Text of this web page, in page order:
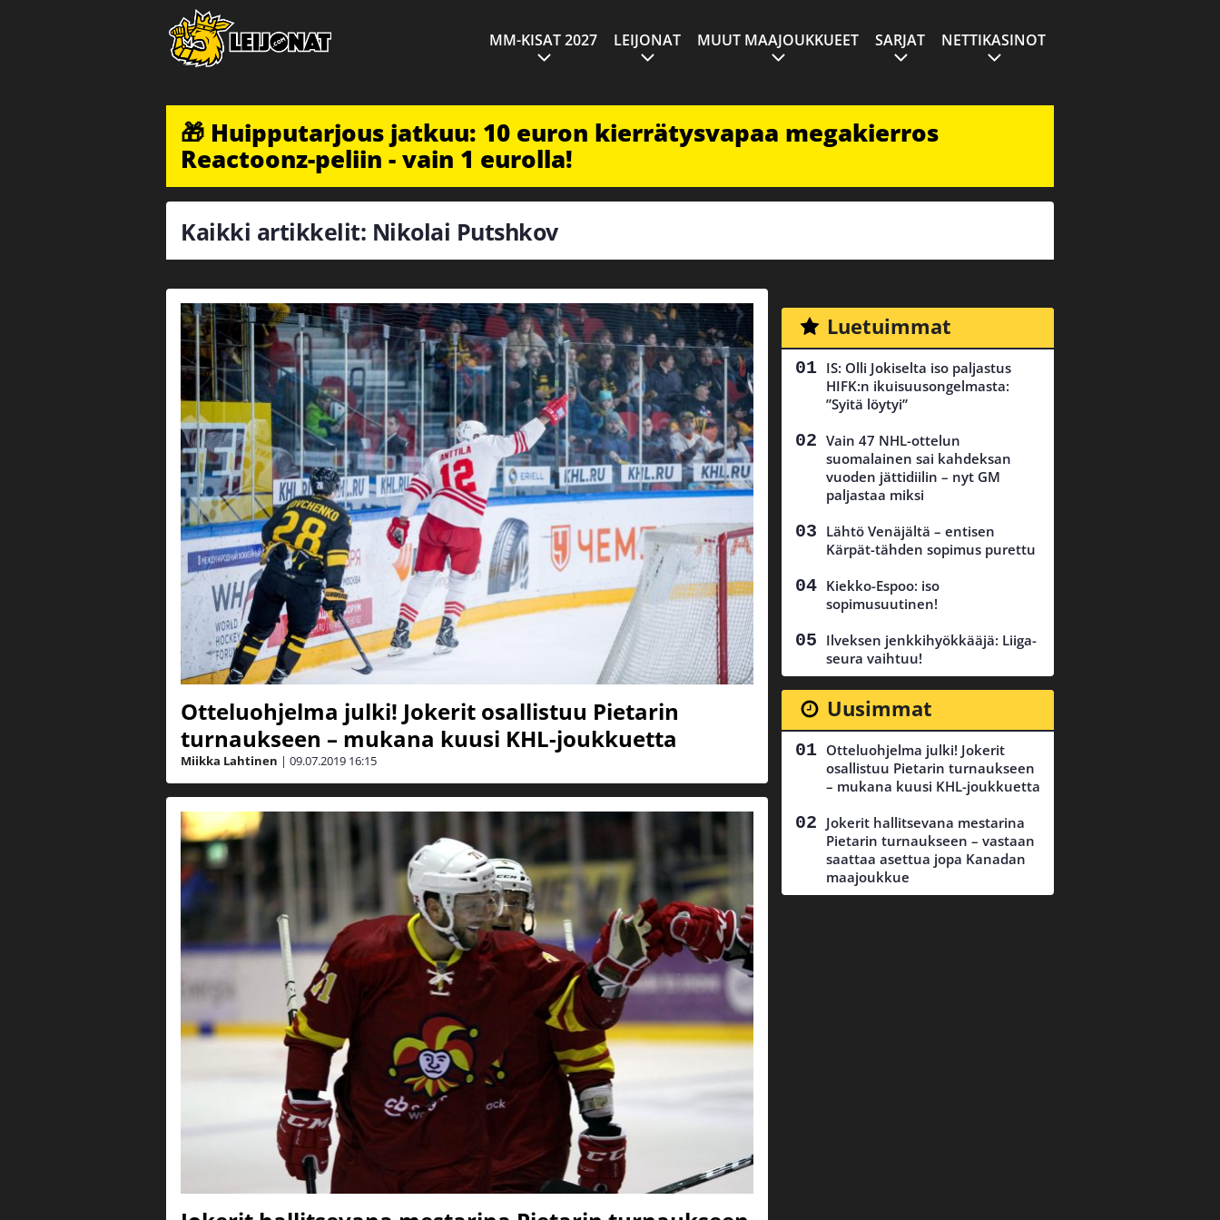
MM-KISAT 2027 LEIJONAT MUUT MAAJOUKKUEET SARJAT NETTIKASINOT
🎁 Huipputarjous jatkuu: 10 euron kierrätysvapaa megakierros
Reactoonz-peliin - vain 1 eurolla!
Kaikki artikkelit: Nikolai Putshkov
Otteluohjelma julki! Jokerit osallistuu Pietarin
turnaukseen – mukana kuusi KHL-joukkuetta
Miikka Lahtinen | 09.07.2019 16:15
Luetuimmat
IS: Olli Jokiselta iso paljastus
HIFK:n ikuisuusongelmasta:
”Syitä löytyi”
Vain 47 NHL-ottelun
suomalainen sai kahdeksan
vuoden jättidiilin – nyt GM
paljastaa miksi
Lähtö Venäjältä – entisen
Kärpät-tähden sopimus purettu
Kiekko-Espoo: iso
sopimusuutinen!
Ilveksen jenkkihyökkääjä: Liiga-
seura vaihtuu!
Uusimmat
Otteluohjelma julki! Jokerit
osallistuu Pietarin turnaukseen
– mukana kuusi KHL-joukkuetta
Jokerit hallitsevana mestarina
Pietarin turnaukseen – vastaan
saattaa asettua jopa Kanadan
maajoukkue